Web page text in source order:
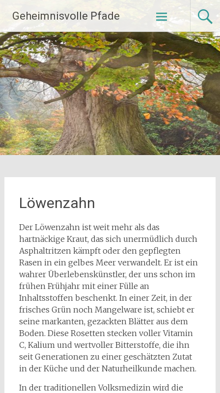
Inhalt
springen
Geheimnisvolle Pfade
Löwenzahn
Der Löwenzahn ist weit mehr als das
hartnäckige Kraut, das sich unermüdlich durch
Asphaltritzen kämpft oder den gepflegten
Rasen in ein gelbes Meer verwandelt. Er ist ein
wahrer Überlebenskünstler, der uns schon im
frühen Frühjahr mit einer Fülle an
Inhaltsstoffen beschenkt. In einer Zeit, in der
frisches Grün noch Mangelware ist, schiebt er
seine markanten, gezackten Blätter aus dem
Boden. Diese Rosetten stecken voller Vitamin
C, Kalium und wertvoller Bitterstoffe, die ihn
seit Generationen zu einer geschätzten Zutat
in der Küche und der Naturheilkunde machen.
In der traditionellen Volksmedizin wird die